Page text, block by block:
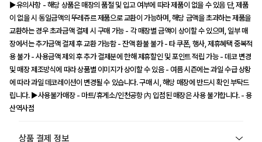
▶유의사항 - 해당 상품은 매장의 품절 및 입고 여부에 따라 제품이 없을 수 있음 단, 제품
이 없을 시 동일금액의 뚜레쥬르 제품으로 교환이 가능하며, 해당 금액을 초과하는 제품을
교환하는 경우 초과금액 결제 시 구매 가능 - 각 매장별 금액이 상이할 수 있으며, 일부 매
장에서는 추가금액 결제 후 교환 가능함 - 잔액 환불 불가 - 타 쿠폰, 행사, 제휴혜택 중복적
용 불가 - 사용금액 제외 후 추가 결제분에 한해 제휴할인 및 포인트 적립 가능 - 데코 변경
및 매장 제조방식에 따라 상품별 이미지가 상이할 수 있음 - 여름 시즌에는 과일 수급 상황
에 따라 과일 데코레이션이 변경될 수 있습니다. 구매 시, 해당 매장에 반드시 확인 부탁드
립니다. ▶사용불가매장 - 마트/휴게소/인천공항 內 입점된 매장은 사용 불가합니다. - 용
산역사점
상품 결제 정보